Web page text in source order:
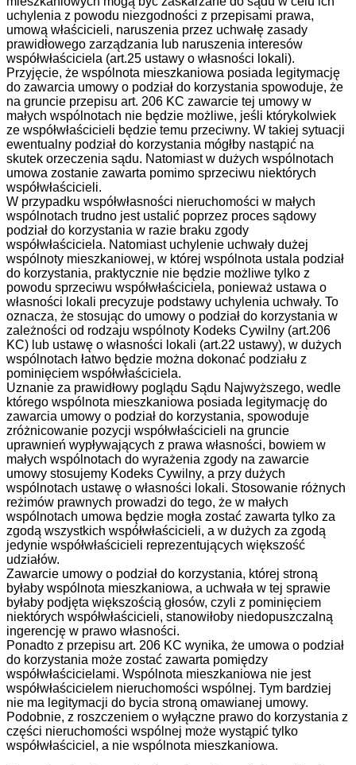
uchylenia z powodu niezgodności z przepisami prawa,
umową właścicieli, naruszenia przez uchwałę zasady
prawidłowego zarządzania lub naruszenia interesów
współwłaściciela (art.25 ustawy o własności lokali).
Przyjęcie, że wspólnota mieszkaniowa posiada legitymację
do zawarcia umowy o podział do korzystania spowoduje, że
na gruncie przepisu art. 206 KC zawarcie tej umowy w
małych wspólnotach nie będzie możliwe, jeśli którykolwiek
ze współwłaścicieli będzie temu przeciwny. W takiej sytuacji
ewentualny podział do korzystania mógłby nastąpić na
skutek orzeczenia sądu. Natomiast w dużych wspólnotach
umowa zostanie zawarta pomimo sprzeciwu niektórych
współwłaścicieli.
W przypadku współwłasności nieruchomości w małych
wspólnotach trudno jest ustalić poprzez proces sądowy
podział do korzystania w razie braku zgody
współwłaściciela. Natomiast uchylenie uchwały dużej
wspólnoty mieszkaniowej, w której wspólnota ustala podział
do korzystania, praktycznie nie będzie możliwe tylko z
powodu sprzeciwu współwłaściciela, ponieważ ustawa o
własności lokali precyzuje podstawy uchylenia uchwały. To
oznacza, że stosując do umowy o podział do korzystania w
zależności od rodzaju wspólnoty Kodeks Cywilny (art.206
KC) lub ustawę o własności lokali (art.22 ustawy), w dużych
wspólnotach łatwo będzie można dokonać podziału z
pominięciem współwłaściciela.
Uznanie za prawidłowy poglądu Sądu Najwyższego, wedle
którego wspólnota mieszkaniowa posiada legitymację do
zawarcia umowy o podział do korzystania, spowoduje
zróżnicowanie pozycji współwłaścicieli na gruncie
uprawnień wypływających z prawa własności, bowiem w
małych wspólnotach do wyrażenia zgody na zawarcie
umowy stosujemy Kodeks Cywilny, a przy dużych
wspólnotach ustawę o własności lokali. Stosowanie różnych
reżimów prawnych prowadzi do tego, że w małych
wspólnotach umowa będzie mogła zostać zawarta tylko za
zgodą wszystkich współwłaścicieli, a w dużych za zgodą
jedynie współwłaścicieli reprezentujących większość
udziałów.
Zawarcie umowy o podział do korzystania, której stroną
byłaby wspólnota mieszkaniowa, a uchwała w tej sprawie
byłaby podjęta większością głosów, czyli z pominięciem
niektórych współwłaścicieli, stanowiłoby niedopuszczalną
ingerencję w prawo własności.
Ponadto z przepisu art. 206 KC wynika, że umowa o podział
do korzystania może zostać zawarta pomiędzy
współwłaścicielami. Wspólnota mieszkaniowa nie jest
współwłaścicielem nieruchomości wspólnej. Tym bardziej
nie ma legitymacji do bycia stroną omawianej umowy.
Podobnie, z roszczeniem o wyłączne prawo do korzystania z
części nieruchomości wspólnej może wystąpić tylko
współwłaściciel, a nie wspólnota mieszkaniowa.